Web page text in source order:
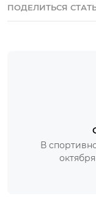
ПОДЕЛИТЬСЯ
В